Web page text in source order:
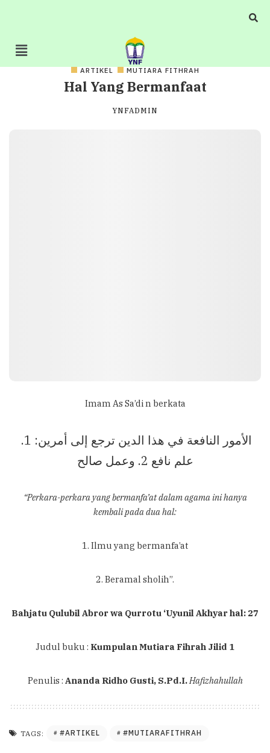
ARTIKEL MUTIARA FITHRAH
Hal Yang Bermanfaat
YNFADMIN
Imam As Sa’di n berkata
علم نافع 2. وعمل صالح
“Perkara-perkara yang bermanfa’at dalam agama ini hanya
kembali pada dua hal:
1. Ilmu yang bermanfa’at
2. Beramal sholih”.
Bahjatu Qulubil Abror wa Qurrotu ‘Uyunil Akhyar hal: 27
Judul buku : Kumpulan Mutiara Fihrah Jilid 1
Penulis : Ananda Ridho Gusti, S.Pd.I. Hafizhahullah
TAGS: #ARTIKEL #MUTIARAFITHRAH